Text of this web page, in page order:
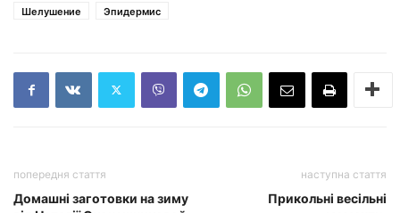
Шелушение
Эпидермис
попередня стаття
Домашні заготовки на зиму
наступна стаття
Прикольні весільні